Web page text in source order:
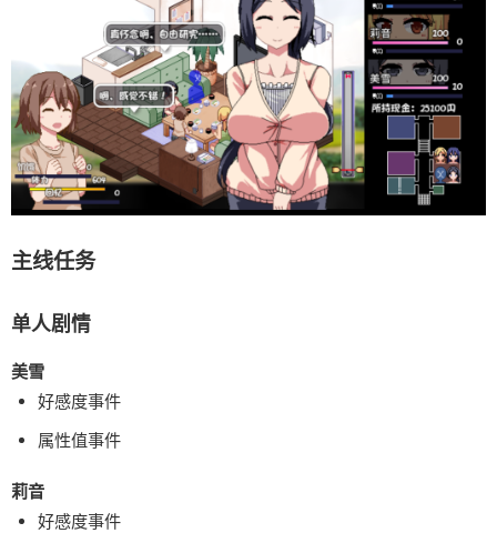
主线任务
单人剧情
美雪
好感度事件
属性值事件
莉音
好感度事件